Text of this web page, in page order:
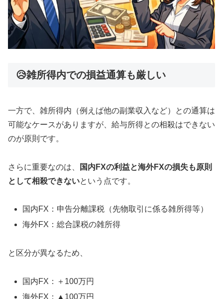
😥雑所得内での損益通算も厳しい
一方で、雑所得内（例えば他の副業収入など）との通算は
可能なケースがありますが、給与所得との相殺はできない
のが原則です。
さらに重要なのは、
国内FXの利益と海外FXの損失も原則
として相殺できないという点です。
国内FX：申告分離課税（先物取引に係る雑所得等）
海外FX：総合課税の雑所得
と区分が異なるため、
国内FX：＋100万円
海外FX：▲100万円